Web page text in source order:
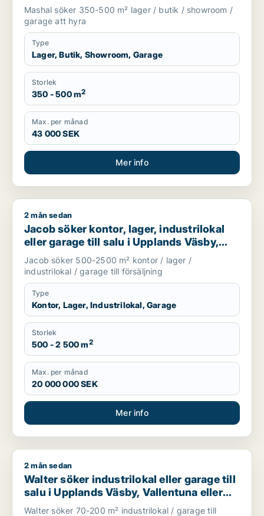
Mashal söker 350-500 m² lager / butik / showroom /
garage att hyra
Type
Lager, Butik, Showroom, Garage
Storlek
350 - 500 m2
Max. per månad
43 000 SEK
Mer info
Jacob söker kontor, lager, industrilokal eller garage till salu
2 mån sedan
Jacob söker kontor, lager, industrilokal
eller garage till salu i Upplands Väsby,
Danderyd eller Sollentuna m.fl.
Jacob söker 500-2500 m² kontor / lager /
industrilokal / garage till försäljning
Type
Kontor, Lager, Industrilokal, Garage
Storlek
500 - 2 500 m2
Max. per månad
20 000 000 SEK
Mer info
Walter söker industrilokal eller garage till salu i Upplands
2 mån sedan
Walter söker industrilokal eller garage till
salu i Upplands Väsby, Vallentuna eller
Österåker m.fl.
Walter söker 70-200 m² industrilokal / garage till